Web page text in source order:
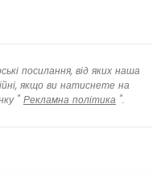
посилання, від яких наша
якщо ви натиснете на
" Рекламна політика ".